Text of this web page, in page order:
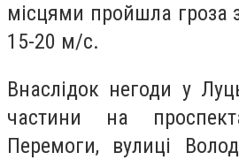
місцями пройшла гроза
15-20 м/с.
Внаслідок негоди у
частини на
Перемоги, вулиці